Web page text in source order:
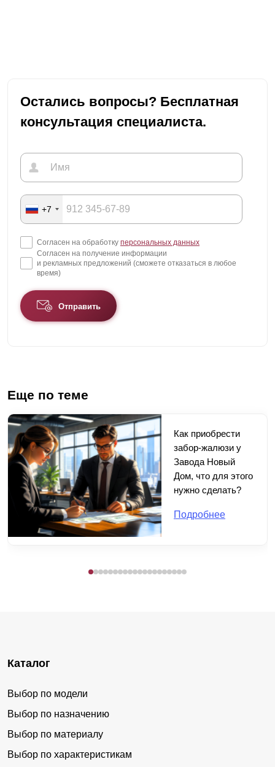
Остались вопросы? Бесплатная
консультация специалиста.
+7
Согласен на обработку персональных данных
Согласен на получение информации
и рекламных предложений (сможете отказаться в любое
время)
Отправить
Еще по теме
Как приобрести
забор-жалюзи у
Завода Новый
Дом, что для этого
нужно сделать?
Подробнее
Каталог
Выбор по модели
Выбор по назначению
Выбор по материалу
Выбор по характеристикам